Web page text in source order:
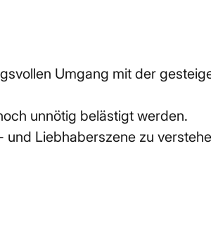
Umgang mit der
unnötig belästigt werden.
Liebhaberszene zu